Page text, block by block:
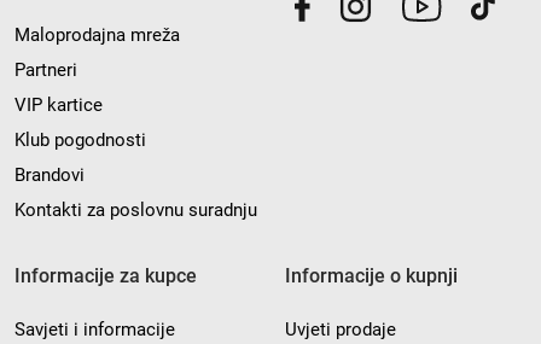
Maloprodajna mreža
Partneri
VIP kartice
Klub pogodnosti
Brandovi
Kontakti za poslovnu suradnju
Informacije za kupce
Savjeti i informacije
Informacije o kupnji
Uvjeti prodaje